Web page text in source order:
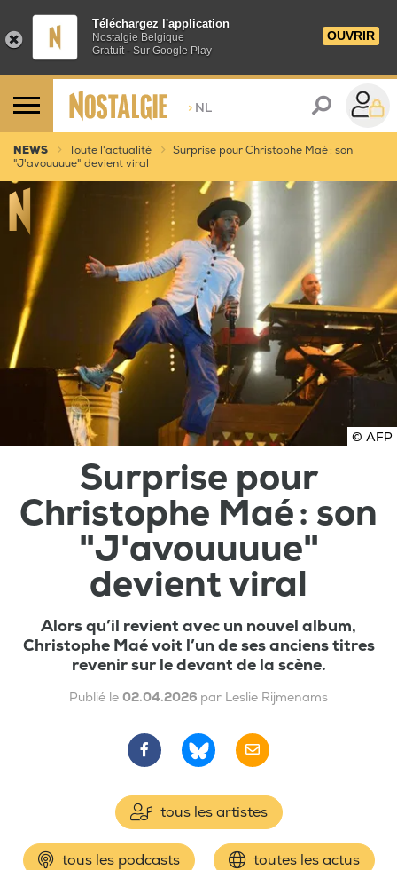
Téléchargez l'application
Nostalgie Belgique
Gratuit - Sur Google Play
OUVRIR
> NL
NEWS Toute l'actualité
Surprise pour Christophe Maé : son
"J'avouuuue" devient viral
© AFP
Surprise pour
Christophe Maé : son
"J'avouuuue"
devient viral
Alors qu’il revient avec un nouvel album,
Christophe Maé voit l’un de ses anciens titres
revenir sur le devant de la scène.
Publié le 02.04.2026 par Leslie Rijmenams
tous les artistes
tous les podcasts toutes les actus